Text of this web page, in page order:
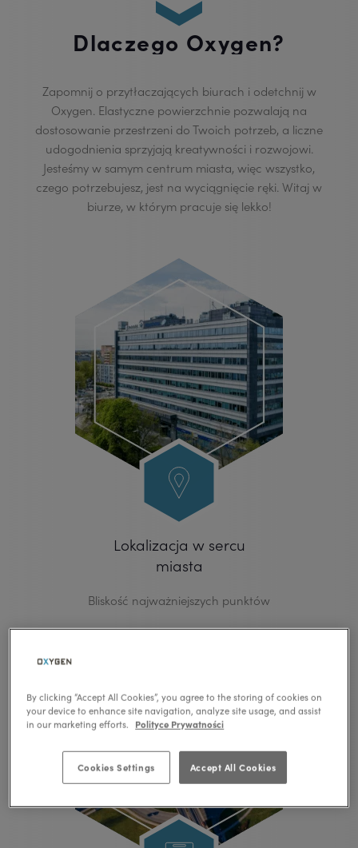
Dlaczego Oxygen?
Zapomnij o przytłaczających biurach i odetchnij w
Oxygen. Elastyczne powierzchnie pozwalają na
dostosowanie przestrzeni do Twoich potrzeb, a liczne
udogodnienia sprzyjają kreatywności i rozwojowi.
Jesteśmy w samym centrum miasta, więc wszystko,
czego potrzebujesz, jest na wyciągnięcie ręki. Witaj w
biurze, w którym pracuje się lekko!
Lokalizacja w sercu
miasta
Bliskość najważniejszych punktów
By clicking “Accept All Cookies”, you agree to the storing of cookies on
your device to enhance site navigation, analyze site usage, and assist
in our marketing efforts.
Polityce Prywatności
Cookies Settings Accept All Cookies